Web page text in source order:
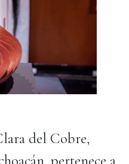
del Cobre,
pertenece a